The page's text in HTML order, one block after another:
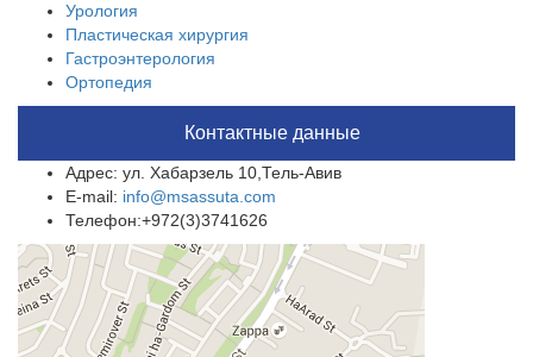
Урология
Пластическая хирургия
Гастроэнтерология
Ортопедия
Контактные данные
Адрес: ул. Хабарзель 10,Тель-Авив
E-mail: info@msassuta.com
Телефон:+972(3)3741626